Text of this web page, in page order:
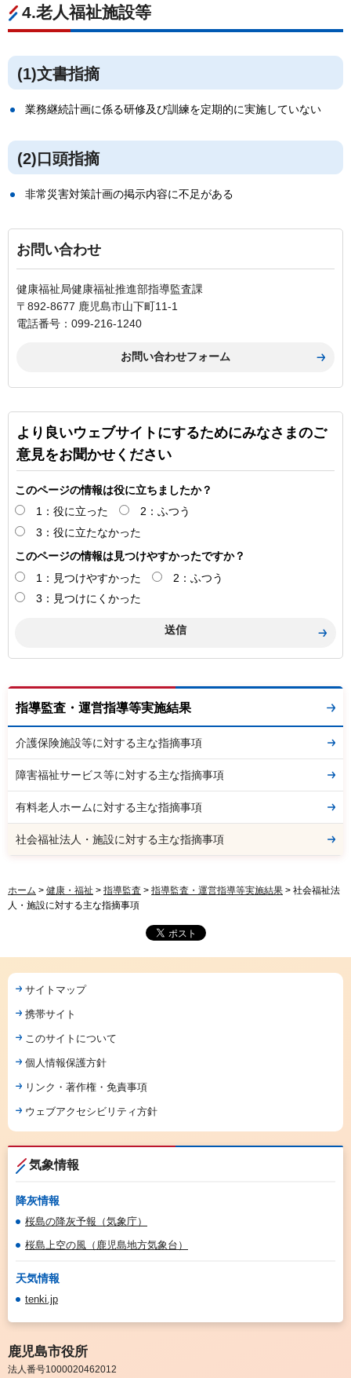
4.老人福祉施設等
(1)文書指摘
業務継続計画に係る研修及び訓練を定期的に実施していない
(2)口頭指摘
非常災害対策計画の掲示内容に不足がある
お問い合わせ
健康福祉局健康福祉推進部指導監査課
〒892-8677 鹿児島市山下町11-1
電話番号：099-216-1240
より良いウェブサイトにするためにみなさまのご
意見をお聞かせください
このページの情報は役に立ちましたか？
1：役に立った
2：ふつう
3：役に立たなかった
このページの情報は見つけやすかったですか？
1：見つけやすかった
2：ふつう
3：見つけにくかった
指導監査・運営指導等実施結果
介護保険施設等に対する主な指摘事項
障害福祉サービス等に対する主な指摘事項
有料老人ホームに対する主な指摘事項
社会福祉法人・施設に対する主な指摘事項
ホーム > 健康・福祉 > 指導監査 > 指導監査・運営指導等実施結果 > 社会福祉法
人・施設に対する主な指摘事項
サイトマップ
携帯サイト
このサイトについて
個人情報保護方針
リンク・著作権・免責事項
ウェブアクセシビリティ方針
気象情報
降灰情報
桜島の降灰予報（気象庁）
桜島上空の風（鹿児島地方気象台）
天気情報
tenki.jp
鹿児島市役所
法人番号1000020462012